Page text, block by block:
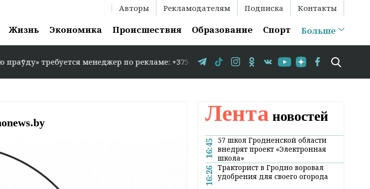
Авторы Рекламодателям Подписка Контакты
Жизнь Экономика Происшествия Образование Спорт Больше
менеджер по рекламе: +375 29 583-35-86 // В Гродно временно закрывается движение
Лента новостей
16:45
57 школ Гродненской области
внедрят проект «Электронная
школа»
16:26 Тракторист в Гродно воровал
удобрения для своего огорода